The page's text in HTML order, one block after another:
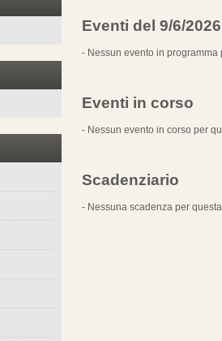
Eventi del 9/6/2026
- Nessun evento in programma
Eventi in corso
- Nessun evento in corso per
Scadenziario
- Nessuna scadenza per